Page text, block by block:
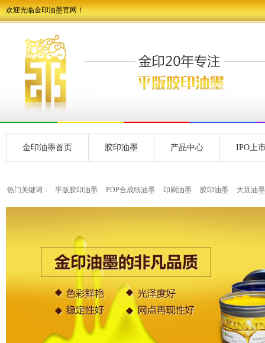
欢迎光临金印油墨官网！
金印油墨首页 胶印油墨 产品中心 IPO上
热门关键词： 平版胶印油墨 POP合成纸油墨 印刷油墨 胶印油墨 大豆油墨